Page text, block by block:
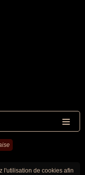
l'utilisation de cookies afin